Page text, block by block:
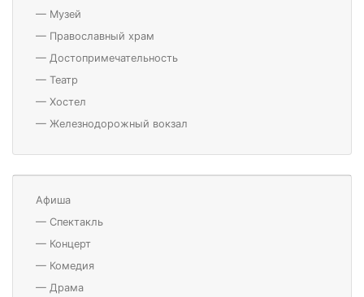
— Музей
— Православный храм
— Достопримечательность
— Театр
— Хостел
— Железнодорожный вокзал
Афиша
— Спектакль
— Концерт
— Комедия
— Драма